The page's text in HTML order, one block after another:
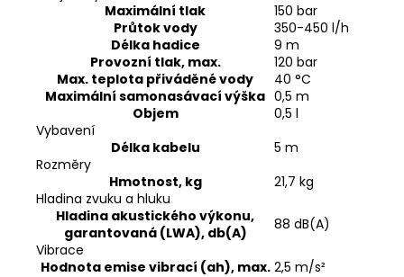
Maximální tlak
150 bar
Průtok vody
350-450 l/h
Délka hadice
9 m
Provozní tlak, max.
120 bar
Max. teplota přiváděné vody
40 °C
Maximální samonasávací výška 0,5 m
Objem
0,5 l
Vybavení
Délka kabelu
5 m
Rozměry
Hmotnost, kg
21,7 kg
Hladina zvuku a hluku
Hladina akustického výkonu,
garantovaná (LWA), db(A)
88 dB(A)
Vibrace
Hodnota emise vibrací (ah), max. 2,5 m/s²